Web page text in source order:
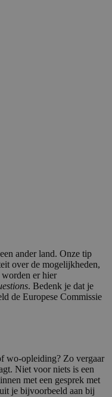
ander land. Onze tip
over de mogelijkheden,
er hier
. Bedenk je dat je
de Europese Commissie
wo-opleiding? Zo vergaar
Niet voor niets is een
met een gesprek met
je bijvoorbeeld aan bij